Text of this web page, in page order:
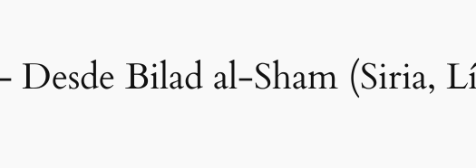
Desde Bilad al-Sham (Siria,